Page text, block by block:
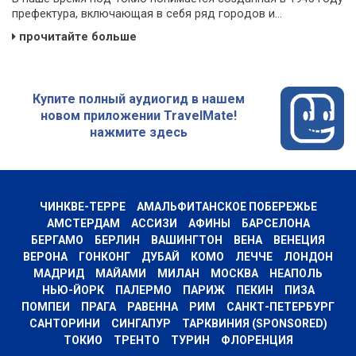
префектура, включающая в себя ряд городов и...
прочитайте больше
Купите полный аудиогид в нашем
новом приложении TravelMate!
нажмите здесь
ЧИНКВЕ-ТЕРРЕ
АМАЛЬФИТАНСКОЕ ПОБЕРЕЖЬЕ
АМСТЕРДАМ
АССИЗИ АФИНЫ
БАРСЕЛОНА
БЕРГАМО
БЕРЛИН ВАШИНГТОН ВЕНА
ВЕНЕЦИЯ
ВЕРОНА
ГОНКОНГ ДУБАЙ КОМО ЛЕЧЧЕ
ЛОНДОН
МАДРИД
МАЙАМИ МИЛАН МОСКВА
НЕАПОЛЬ
НЬЮ-ЙОРК
ПАЛЕРМО ПАРИЖ ПЕКИН
ПИЗА
ПОМПЕИ
ПРАГА РАВЕННА РИМ
САНКТ-ПЕТЕРБУРГ
САНТОРИНИ
СИНГАПУР
ТАРКВИНИЯ (SPONSORED)
ТОКИО
ТРЕНТО ТУРИН ФЛОРЕНЦИЯ